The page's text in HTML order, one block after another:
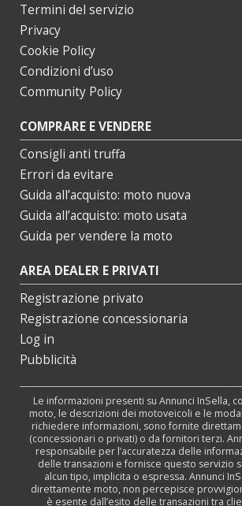
Termini del servizio
Privacy
Cookie Policy
Condizioni d’uso
Community Policy
COMPRARE E VENDERE
Consigli anti truffa
Errori da evitare
Guida all’acquisto: moto nuova
Guida all’acquisto: moto usata
Guida per vendere la moto
AREA DEALER E PRIVATI
Registrazione privato
Registrazione concessionaria
Log in
Pubblicità
Le informazioni presenti su Annunci InSella,
moto, le descrizioni dei motoveicoli e le
richiedere informazioni, sono fornite
(concessionari o privati) o da fornitori terzi.
responsabile per l’accuratezza delle
delle transazioni e fornisce questo servizio
alcun tipo, implicita o espressa. Annunci
direttamente moto, non percepisce
è esente dall’esito delle transazioni tra